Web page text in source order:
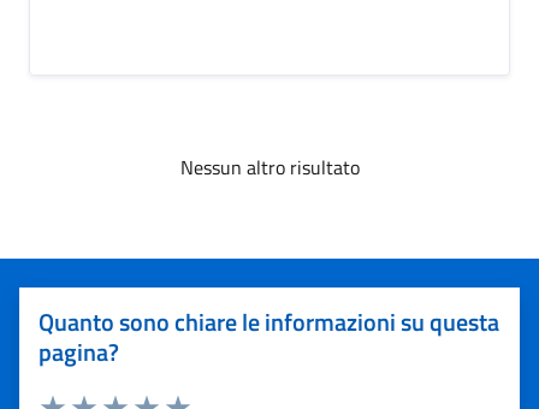
Nessun altro risultato
Quanto sono chiare le informazioni su questa
pagina?